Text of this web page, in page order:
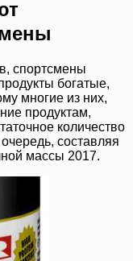
спортсмены
богатые,
многие из них,
продуктам,
количество
составляя
массы 2017.